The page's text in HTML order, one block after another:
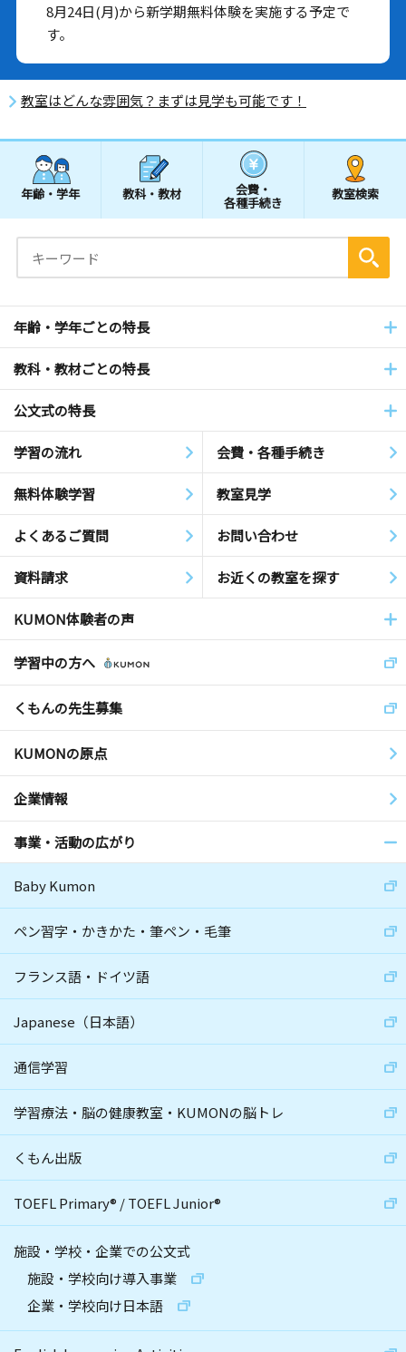
8月24日(月)から新学期無料体験を実施する予定で
す。
教室はどんな雰囲気？まずは見学も可能です！
年齢・学年 教科・教材 会費・
各種手続き
教室検索
年齢・学年ごとの特長
教科・教材ごとの特長
公文式の特長
学習の流れ 会費・各種手続き
無料体験学習 教室見学
よくあるご質問 お問い合わせ
資料請求 お近くの教室を探す
KUMON体験者の声
学習中の方へ
くもんの先生募集
KUMONの原点
企業情報
事業・活動の広がり
Baby Kumon
ペン習字・かきかた・筆ペン・毛筆
フランス語・ドイツ語
Japanese（日本語）
通信学習
学習療法・脳の健康教室・KUMONの脳トレ
くもん出版
TOEFL Primary® /TOEFL Junior®
施設・学校・企業での公文式
施設・学校向け導入事業
企業・学校向け日本語